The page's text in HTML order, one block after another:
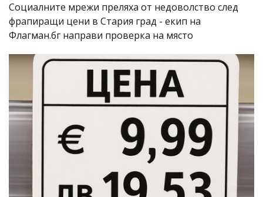
Социалните мрежи преляха от недоволство след
фрапиращи цени в Стария град - екип на
Флагман.бг направи проверка на място